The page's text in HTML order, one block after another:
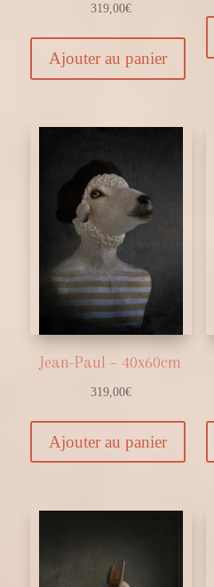
319,00€
Ajouter au panier
Jean-Paul – 40x60cm
319,00€
Ajouter au panier